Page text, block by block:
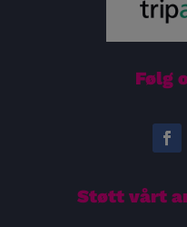
Følg
Støtt vårt